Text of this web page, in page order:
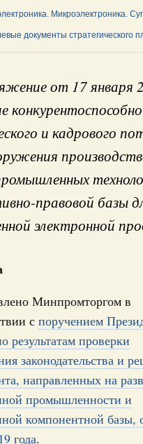
Микроэлектроника.
документы стратегического
от 17
и кадрового
правовой базы
электронной
Минпромторгом в
с поручением
результатам проверки
законодательства и
направленных на
промышленности и
компонентной базы,
года.
со справками к
в раздел "Поиск по
6 августа, четверг
развитие. Инновации
поручения по
о
труда и
поручения по
посвящённой
проект «Экологическое
объём